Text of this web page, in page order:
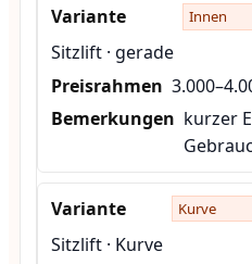
Innen
Sitzlift · gerade
kurzer
Kurve
Sitzlift · Kurve